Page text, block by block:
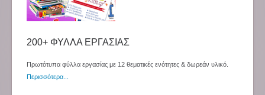
200+ ΦΥΛΛΑ ΕΡΓΑΣΙΑΣ
Πρωτότυπα φύλλα εργασίας με 12 θεματικές ενότητες & δωρεάν υλικό.
Περισσότερα...